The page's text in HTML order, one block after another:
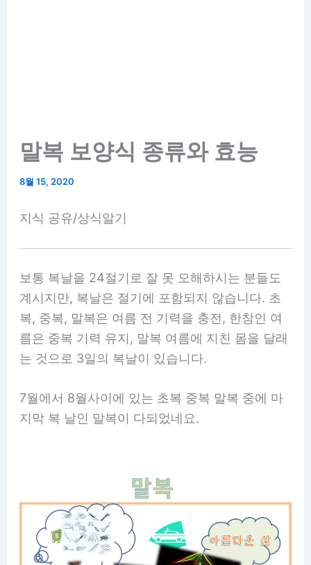
말복 보양식 종류와 효능
8월 15, 2020
지식 공유/상식알기
보통 복날을 24절기로 잘 못 오해하시는 분들도
계시지만, 복날은 절기에 포함되지 않습니다. 초
복, 중복, 말복은 여름 전 기력을 충전, 한창인 여
름은 중복 기력 유지, 말복 여름에 지친 몸을 달래
는 것으로 3일의 복날이 있습니다.
7월에서 8월사이에 있는 초복 중복 말복 중에 마
지막 복 날인 말복이 다되었네요.